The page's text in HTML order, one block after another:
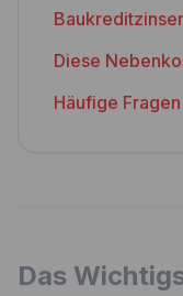
Diese
Häufige
Das